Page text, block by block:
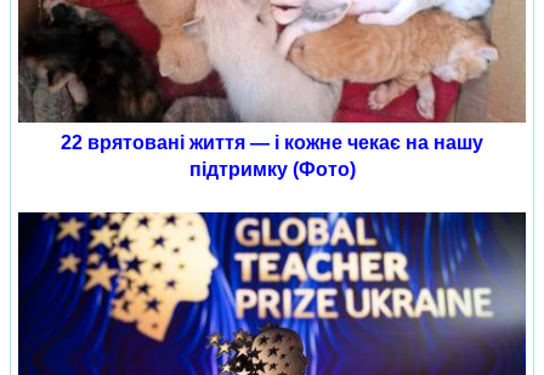
22 врятовані життя — і кожне чекає на нашу
підтримку (Фото)